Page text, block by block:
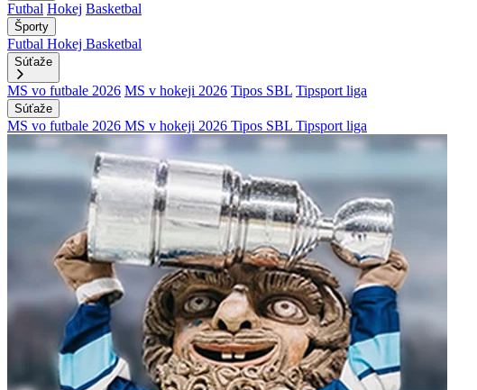
Futbal Hokej Basketbal
Športy
Futbal Hokej Basketbal
Súťaže
MS vo futbale 2026 MS v hokeji 2026 Tipos SBL Tipsport liga
Súťaže
MS vo futbale 2026 MS v hokeji 2026 Tipos SBL Tipsport liga